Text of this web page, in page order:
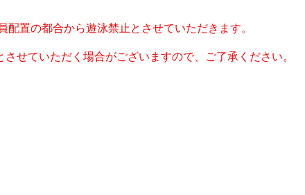
置の都合から遊泳禁止とさせていただきます。
ていただく場合がございますので、ご了承ください。